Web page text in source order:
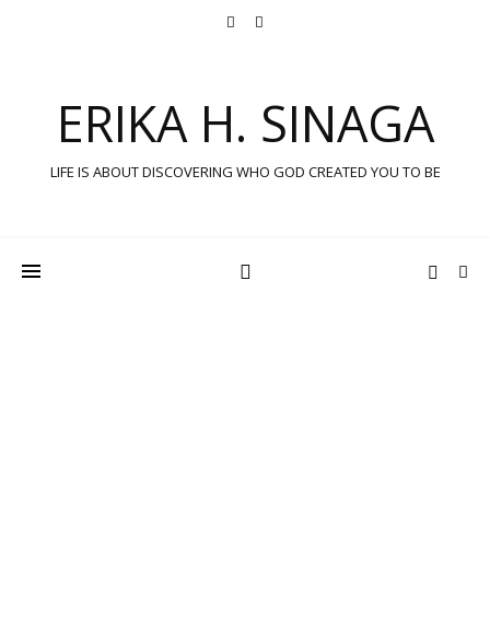
ERIKA H. SINAGA
LIFE IS ABOUT DISCOVERING WHO GOD CREATED YOU TO BE